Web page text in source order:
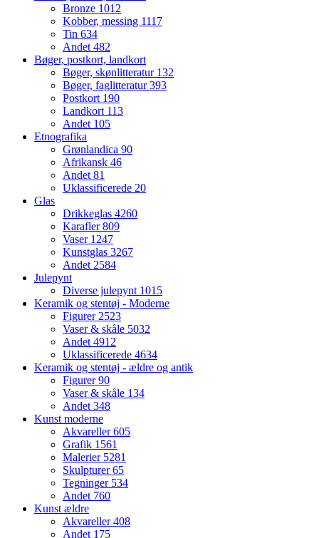
Bronze 1012
Kobber, messing 1117
Tin 634
Andet 482
Bøger, postkort, landkort
Bøger, skønlitteratur 132
Bøger, faglitteratur393
Postkort 190
Landkort 113
Andet 105
Etnografika
Grønlandica 90
Afrikansk 46
Andet 81
Uklassificerede 20
Glas
Drikkeglas 4260
Karafler809
Vaser 1247
Kunstglas 3267
Andet 2584
Julepynt
Diverse julepynt 1015
Keramik og stentøj - Moderne
Figurer 2523
Vaser & skåle 5032
Andet 4912
Uklassificerede 4634
Keramik og stentøj - ældre og antik
Figurer90
Vaser & skåle 134
Andet 348
Kunst moderne
Akvareller605
Grafik 1561
Malerier 5281
Skulpturer65
Tegninger 534
Andet 760
Kunst ældre
Akvareller408
Andet 175